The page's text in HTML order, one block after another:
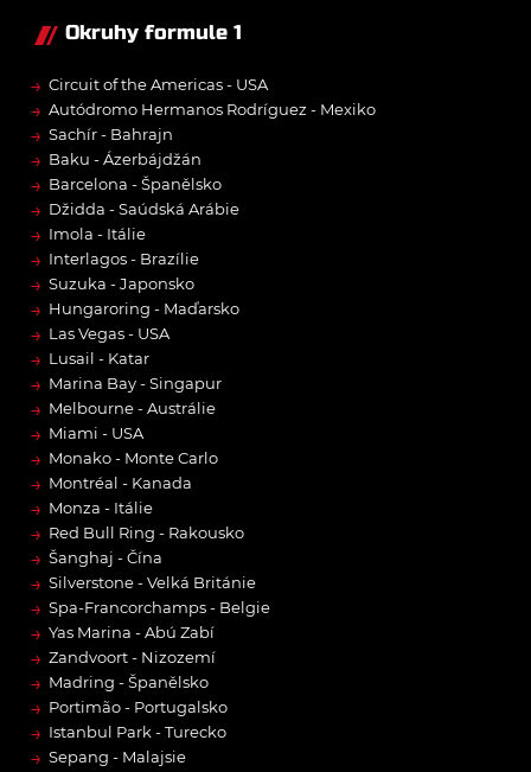
Okruhy formule 1
→ Circuit of the Americas - USA
→ Autódromo Hermanos Rodríguez - Mexiko
→ Sachír - Bahrajn
→ Baku - Ázerbájdžán
→ Barcelona - Španělsko
→ Džidda - Saúdská Arábie
→ Imola - Itálie
→ Interlagos - Brazílie
→ Suzuka - Japonsko
→ Hungaroring - Maďarsko
→ Las Vegas - USA
→ Lusail - Katar
→ Marina Bay - Singapur
→ Melbourne - Austrálie
→ Miami - USA
→ Monako - Monte Carlo
→ Montréal - Kanada
→ Monza - Itálie
→ Red Bull Ring - Rakousko
→ Šanghaj - Čína
→ Silverstone - Velká Británie
→ Spa-Francorchamps - Belgie
→ Yas Marina - Abú Zabí
→ Zandvoort - Nizozemí
→ Madring - Španělsko
→ Portimão - Portugalsko
→ Istanbul Park - Turecko
→ Sepang - Malajsie